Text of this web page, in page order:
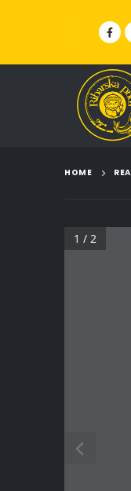
HOME
1 / 2